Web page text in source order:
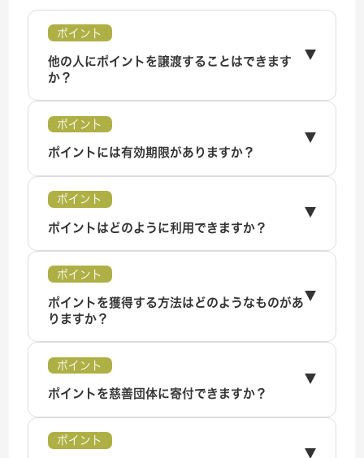
ポイント
他の人にポイントを譲渡することはできます
か？
ポイント
ポイントには有効期限がありますか？
ポイント
ポイントはどのように利用できますか？
ポイント
ポイントを獲得する方法はどのようなものがあ
りますか？
ポイント
ポイントを慈善団体に寄付できますか？
ポイント